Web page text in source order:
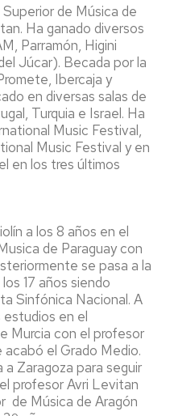
de Música de
Ha ganado diversos
Parramón, Higini
Júcar). Becada por la
Ibercaja y
en diversas salas de
Turquia e Israel. Ha
Music Festival,
Music Festival y en
en los tres últimos
a los 8 años en el
de Paraguay con
se pasa a la
17 años siendo
Sinfónica Nacional. A
en el
Murcia con el profesor
el Grado Medio.
Zaragoza para seguir
profesor Avri Levitan
de Música de Aragón